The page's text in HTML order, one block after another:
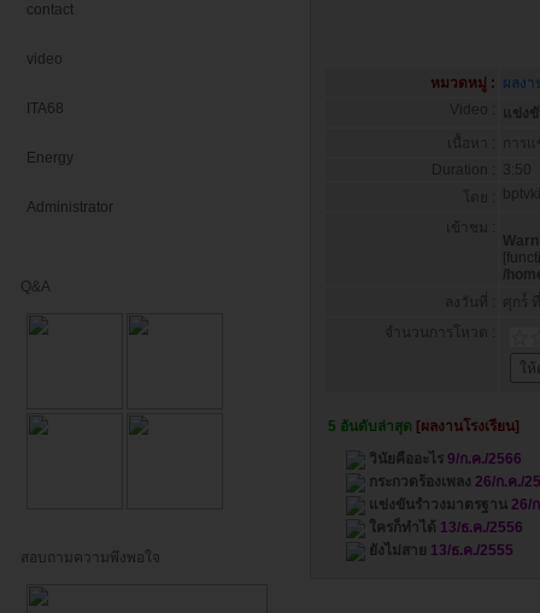
contact
video
ITA68
Energy
Administrator
Q&A
สอบถามความพึงพอใจ
หมวดหมู่ : ผลงา
Video :
แข่ง
เนื้อหา :
การ
Duration :
3:50
โดย :
เข้าชม :
/
ลงวันที่ :
ศุกร์์
จำนวนการโหวต :
5 อันดับล่าสุด [ผลงานโรงเรียน]
วินัยคืออะไร 9/ก.ค./2566
กระกวดร้องเพลง 26/ก.ค./
แข่งขันรำวงมาตรฐาน 26/
ใครก็ทำได้ 13/ธ.ค./2556
ยังไม่สาย 13/ธ.ค./2555